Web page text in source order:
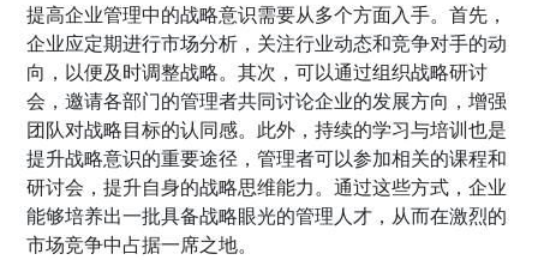
提高企业管理中的战略意识需要从多个方面入手。首先，
企业应定期进行市场分析，关注行业动态和竞争对手的动
向，以便及时调整战略。其次，可以通过组织战略研讨
会，邀请各部门的管理者共同讨论企业的发展方向，增强
团队对战略目标的认同感。此外，持续的学习与培训也是
提升战略意识的重要途径，管理者可以参加相关的课程和
研讨会，提升自身的战略思维能力。通过这些方式，企业
能够培养出一批具备战略眼光的管理人才，从而在激烈的
市场竞争中占据一席之地。